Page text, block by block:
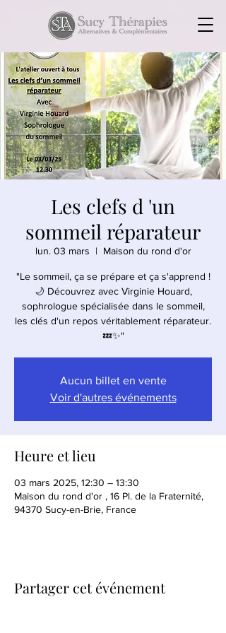
Les clefs d 'un
sommeil réparateur
lun. 03 mars
  |
Maison du rond d'or
"Le sommeil, ça se prépare et ça s'apprend !
🌙 Découvrez avec Virginie Houard,
sophrologue spécialisée dans le sommeil,
les clés d'un repos véritablement réparateur.
💤✨"
Aucun billet en vente
Voir d'autres événements
Heure et lieu
03 mars 2025, 12:30 – 13:30
Maison du rond d'or , 16 Pl. de la Fraternité,
94370 Sucy-en-Brie, France
Partager cet événement